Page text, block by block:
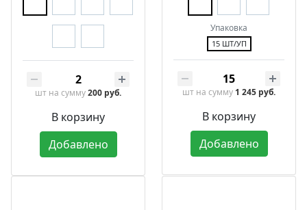
шт на сумму200 руб.
В корзину
Добавлено
Упаковка
15 ШТ/УП
шт на сумму 1 245 руб.
В корзину
Добавлено